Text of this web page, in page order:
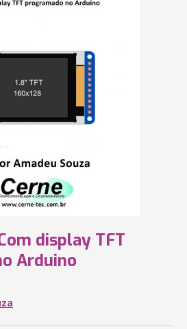
display TFT
Arduino